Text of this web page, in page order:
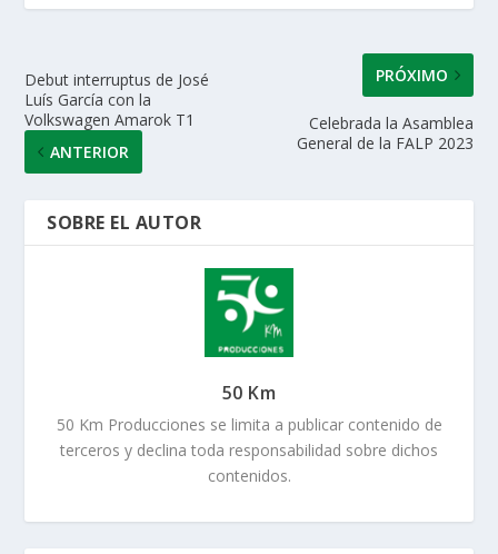
p k r
Debut interruptus de José
Luís García con la
Volkswagen Amarok T1
ANTERIOR
PRÓXIMO
Celebrada la Asamblea
General de la FALP 2023
SOBRE EL AUTOR
50 Km
50 Km Producciones se limita a publicar contenido de
terceros y declina toda responsabilidad sobre dichos
contenidos.